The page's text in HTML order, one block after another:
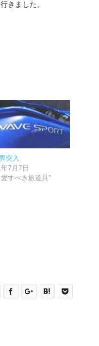
きました。
突入
7月7日
愛すべき旅道具”